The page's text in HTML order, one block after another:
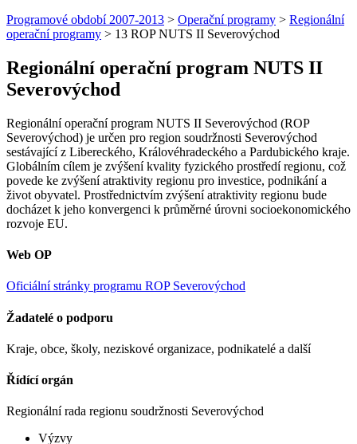
Programové období 2007-2013 > Operační programy > Regionální
operační programy > 13 ROP NUTS II Severovýchod
Regionální operační program NUTS II
Severovýchod
Regionální operační program NUTS II Severovýchod (ROP
Severovýchod) je určen pro region soudržnosti Severovýchod
sestávající z Libereckého, Královéhradeckého a Pardubického kraje.
Globálním cílem je zvýšení kvality fyzického prostředí regionu, což
povede ke zvýšení atraktivity regionu pro investice, podnikání a
život obyvatel. Prostřednictvím zvýšení atraktivity regionu bude
docházet k jeho konvergenci k průměrné úrovni socioekonomického
rozvoje EU.
Web OP
Oficiální stránky programu ROP Severovýchod
Žadatelé o podporu
Kraje, obce, školy, neziskové organizace, podnikatelé a další
Řídící orgán
Regionální rada regionu soudržnosti Severovýchod
Výzvy